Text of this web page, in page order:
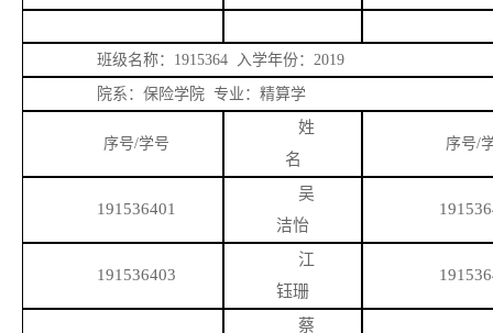
班级名称： 1915364 入学年份：2019
院系：保险学院 专业：精算学
序号/学号
姓
名
序号/
191536401
吴
洁怡
191536403
江
钰珊
蔡